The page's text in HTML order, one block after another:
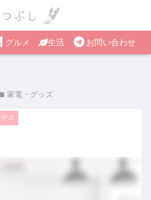
グルメ 生活 お問い合わせ
家電・グッズ
ス